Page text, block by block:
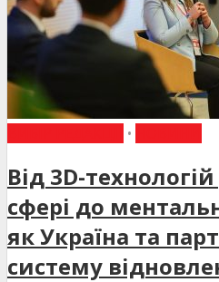
•
Від 3D-
сфері до
як Україна та
систему